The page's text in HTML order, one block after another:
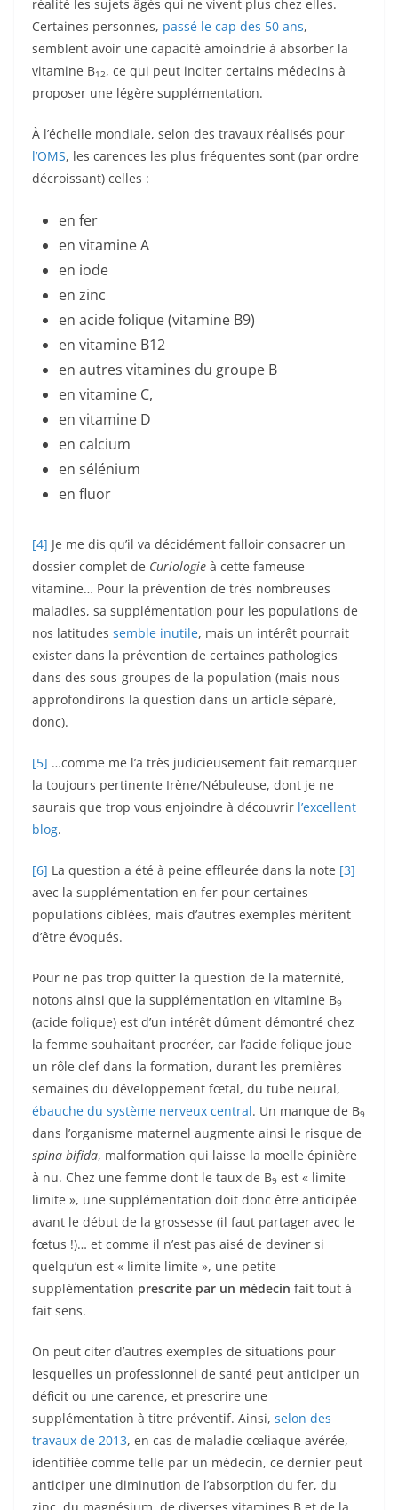
réalité les sujets âgés qui ne vivent plus chez elles.
Certaines personnes, passé le cap des 50 ans,
semblent avoir une capacité amoindrie à absorber la
vitamine B12, ce qui peut inciter certains médecins à
proposer une légère supplémentation.
À l’échelle mondiale, selon des travaux réalisés pour
l’OMS, les carences les plus fréquentes sont (par ordre
décroissant) celles :
en fer
en vitamine A
en iode
en zinc
en acide folique (vitamine B9)
en vitamine B12
en autres vitamines du groupe B
en vitamine C,
en vitamine D
en calcium
en sélénium
en fluor
[4] Je me dis qu’il va décidément falloir consacrer un
dossier complet de Curiologie à cette fameuse
vitamine… Pour la prévention de très nombreuses
maladies, sa supplémentation pour les populations de
nos latitudes semble inutile, mais un intérêt pourrait
exister dans la prévention de certaines pathologies
dans des sous-groupes de la population (mais nous
approfondirons la question dans un article séparé,
donc).
[5] …comme me l’a très judicieusement fait remarquer
la toujours pertinente Irène/Nébuleuse, dont je ne
saurais que trop vous enjoindre à découvrir l’excellent
blog.
[6] La question a été à peine effleurée dans la note [3]
avec la supplémentation en fer pour certaines
populations ciblées, mais d’autres exemples méritent
d’être évoqués.
Pour ne pas trop quitter la question de la maternité,
notons ainsi que la supplémentation en vitamine B9
(acide folique) est d’un intérêt dûment démontré chez
la femme souhaitant procréer, car l’acide folique joue
un rôle clef dans la formation, durant les premières
semaines du développement fœtal, du tube neural,
ébauche du système nerveux central. Un manque de B9
dans l’organisme maternel augmente ainsi le risque de
spina bifida, malformation qui laisse la moelle épinière
à nu. Chez une femme dont le taux de B9 est « limite
limite », une supplémentation doit donc être anticipée
avant le début de la grossesse (il faut partager avec le
fœtus !)… et comme il n’est pas aisé de deviner si
quelqu’un est « limite limite », une petite
supplémentation prescrite par un médecin fait tout à
fait sens.
On peut citer d’autres exemples de situations pour
lesquelles un professionnel de santé peut anticiper un
déficit ou une carence, et prescrire une
supplémentation à titre préventif. Ainsi, selon des
travaux de 2013, en cas de maladie cœliaque avérée,
identifiée comme telle par un médecin, ce dernier peut
anticiper une diminution de l’absorption du fer, du